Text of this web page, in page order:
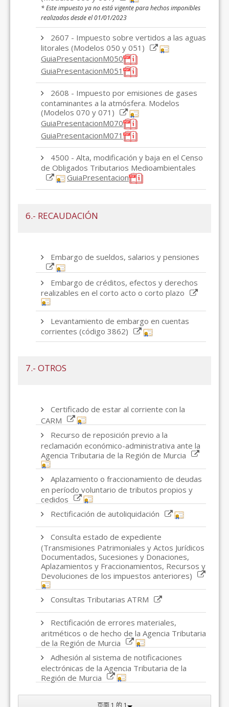
* Este impuesto ya no está vigente para hechos imponibles
realizados desde el 01/01/2023
2607 - Impuesto sobre vertidos a las aguas
litorales (Modelos 050 y 051)
GuiaPresentacionM050
GuiaPresentacionM051
2608 - Impuesto por emisiones de gases
contaminantes a la atmósfera. Modelos
(Modelos 070 y 071)
GuiaPresentacionM070
GuiaPresentacionM071
4500 - Alta, modificación y baja en el Censo
de Obligados Tributarios Medioambientales
GuiaPresentacion
6.- RECAUDACIÓN
Embargo de sueldos, salarios y pensiones
Embargo de créditos, efectos y derechos
realizables en el corto acto o corto plazo
Levantamiento de embargo en cuentas
corrientes (código 3862)
7.- OTROS
Certificado de estar al corriente con la
CARM
Recurso de reposición previo a la
reclamación económico-administrativa ante la
Agencia Tributaria de la Región de Murcia
Aplazamiento o fraccionamiento de deudas
en período voluntario de tributos propios y
cedidos
Rectificación de autoliquidación
Consulta estado de expediente
(Transmisiones Patrimoniales y Actos Jurídicos
Documentados, Sucesiones y Donaciones,
Aplazamientos y Fraccionamientos, Recursos y
Devoluciones de los impuestos anteriores)
Consultas Tributarias ATRM
Rectificación de errores materiales,
aritméticos o de hecho de la Agencia Tributaria
de la Región de Murcia
Adhesión al sistema de notificaciones
electrónicas de la Agencia Tributaria de la
Región de Murcia
页面 1 的 1